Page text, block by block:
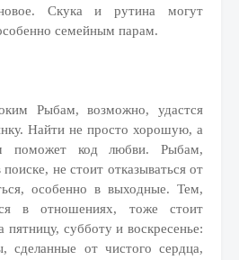
Скука и рутина могут
семейным парам.
Рыбам, возможно, удастся
Найти не просто хорошую, а
поможет код любви. Рыбам,
не стоит отказываться от
особенно в выходные. Тем,
в отношениях, тоже стоит
пятницу, субботу и воскресенье:
сделанные от чистого сердца,